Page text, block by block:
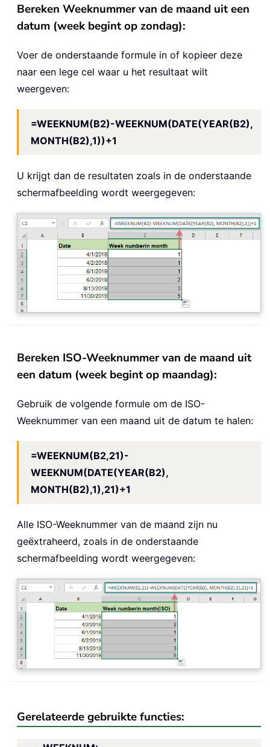
Bereken Weeknummer van de maand uit een
datum (week begint op zondag):
Voer de onderstaande formule in of kopieer deze
naar een lege cel waar u het resultaat wilt
weergeven:
=WEEKNUM(B2)-WEEKNUM(DATE(YEAR(B2),
MONTH(B2),1))+1
U krijgt dan de resultaten zoals in de onderstaande
schermafbeelding wordt weergegeven:
Bereken ISO-Weeknummer van de maand uit
een datum (week begint op maandag):
Gebruik de volgende formule om de ISO-
Weeknummer van een maand uit de datum te halen:
=WEEKNUM(B2,21)-
WEEKNUM(DATE(YEAR(B2),
MONTH(B2),1),21)+1
Alle ISO-Weeknummer van de maand zijn nu
geëxtraheerd, zoals in de onderstaande
schermafbeelding wordt weergegeven:
Gerelateerde gebruikte functies: